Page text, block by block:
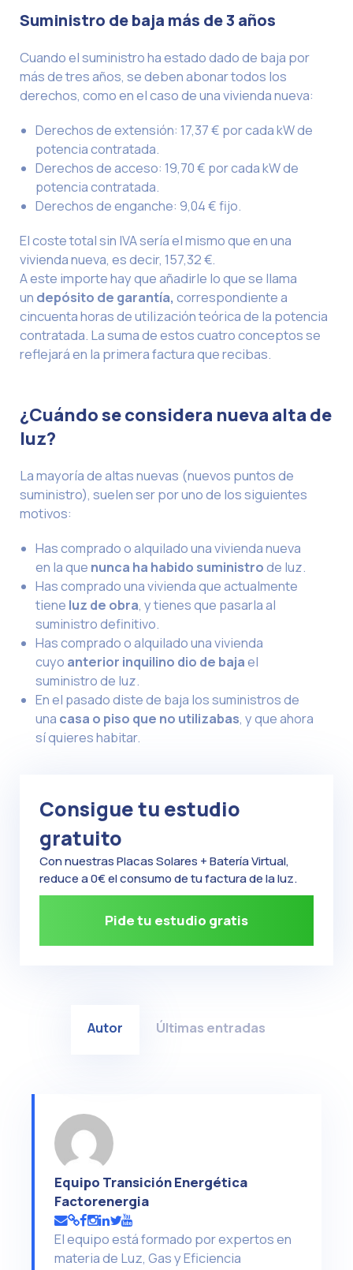
Suministro de baja más de 3 años
Cuando el suministro ha estado dado de baja por
más de tres años, se deben abonar todos los
derechos, como en el caso de una vivienda nueva:
Derechos de extensión: 17,37 € por cada kW de
potencia contratada.
Derechos de acceso: 19,70 € por cada kW de
potencia contratada.
Derechos de enganche: 9,04 € fijo.
El coste total sin IVA sería el mismo que en una
vivienda nueva, es decir, 157,32 €.
A este importe hay que añadirle lo que se llama
un depósito de garantía, correspondiente a
cincuenta horas de utilización teórica de la potencia
contratada. La suma de estos cuatro conceptos se
reflejará en la primera factura que recibas.
¿Cuándo se considera nueva alta de
luz?
La mayoría de altas nuevas (nuevos puntos de
suministro), suelen ser por uno de los siguientes
motivos:
Has comprado o alquilado una vivienda nueva
en la que nunca ha habido suministrode luz.
Has comprado una vivienda que actualmente
tiene luz de obra, y tienes que pasarla al
suministro definitivo.
Has comprado o alquilado una vivienda
cuyo anterior inquilino dio de bajael
suministro de luz.
En el pasado diste de baja los suministros de
una casa o piso que no utilizabas, y que ahora
sí quieres habitar.
Consigue tu estudio
gratuito
Con nuestras Placas Solares + Batería Virtual,
reduce a 0€ el consumo de tu factura de la luz.
Pide tu estudio gratis
Autor Últimas entradas
Equipo Transición Energética
Factorenergia
El equipo está formado por expertos en
materia de Luz, Gas y Eficiencia